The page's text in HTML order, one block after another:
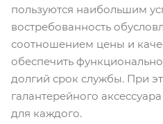
пользуются наибольшим
востребованность
соотношением цены и
обеспечить
долгий срок службы. При
галантерейного
для каждого.